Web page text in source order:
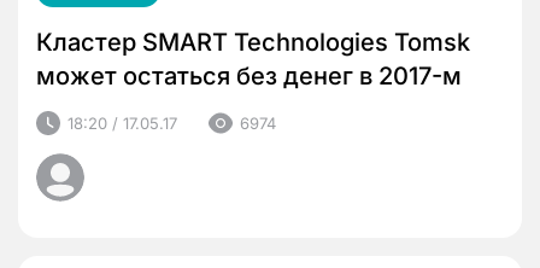
Кластер SMART Technologies Tomsk
может остаться без денег в 2017-м
18:20 / 17.05.17 6974